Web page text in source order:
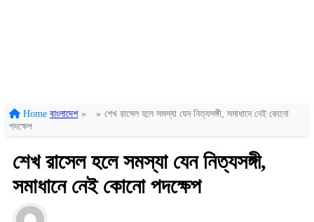
Home বাংলাদেশ » » শেখ রাসেল হলে সমস্যা যেন নিত্যসঙ্গী, সমাধানে নেই কোনো
পদক্ষেপ
শেখ রাসেল হলে সমস্যা যেন নিত্যসঙ্গী,
সমাধানে নেই কোনো পদক্ষেপ